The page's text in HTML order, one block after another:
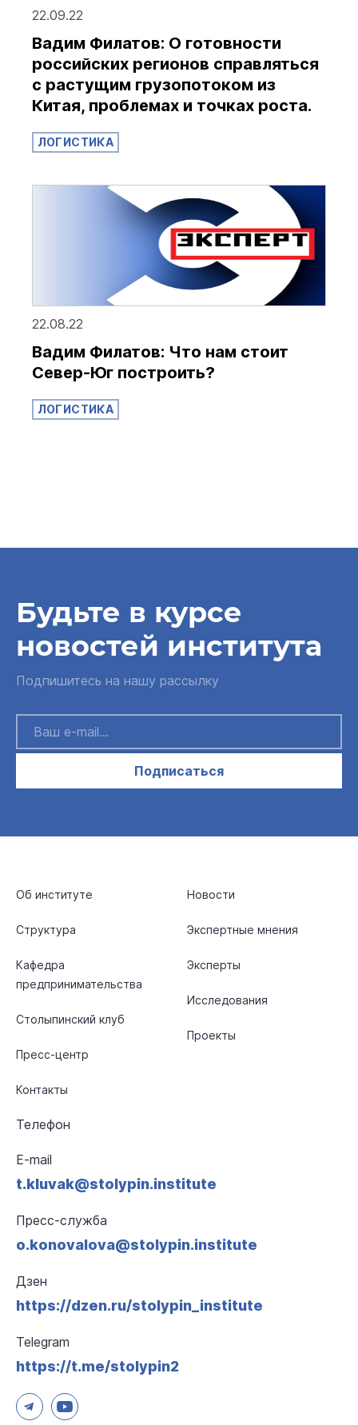
22.09.22
Вадим Филатов: О готовности
российских регионов справляться
с растущим грузопотоком из
Китая, проблемах и точках роста.
ЛОГИСТИКА
22.08.22
Вадим Филатов: Что нам стоит
Север-Юг построить?
ЛОГИСТИКА
Будьте в курсе
новостей института
Подпишитесь на нашу рассылку
Подписаться
Об институте
Структура
Кафедра
предпринимательства
Столыпинский клуб
Пресс-центр
Контакты
Новости
Экспертные мнения
Эксперты
Исследования
Проекты
Телефон
E-mail
t.kluvak@stolypin.institute
Пресс-служба
o.konovalova@stolypin.institute
Дзен
https://dzen.ru/stolypin_institute
Telegram
https://t.me/stolypin2